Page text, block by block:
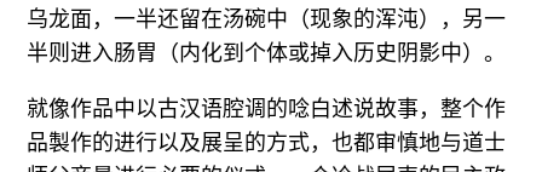
乌龙面，一半还留在汤碗中（现象的浑沌），另一
半则进入肠胃（内化到个体或掉入历史阴影中）。
就像作品中以古汉语腔调的唸白述说故事，整个作
品製作的进行以及展呈的方式，也都审慎地与道士